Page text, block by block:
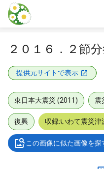
本文に飛ぶ
２０１６．２節
提供元サイトで表示
東日本大震災 (2011) 震
復興 収録:いわて震災津
この画像に似た画像を探